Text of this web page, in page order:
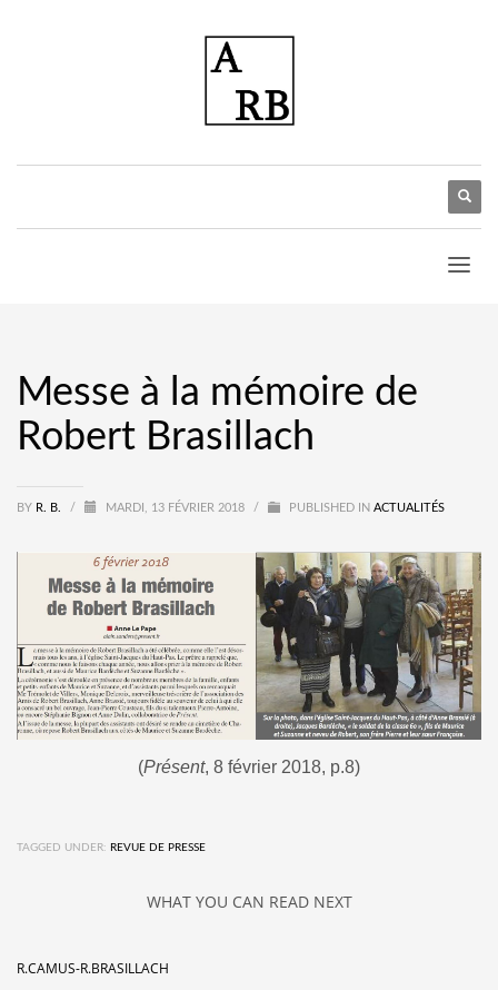
Messe à la mémoire de
Robert Brasillach
BY R. B. / MARDI, 13 FÉVRIER 2018 / PUBLISHED IN ACTUALITÉS
(Présent, 8 février 2018, p.8)
TAGGED UNDER: REVUE DE PRESSE
WHAT YOU CAN READ NEXT
R.CAMUS-R.BRASILLACH